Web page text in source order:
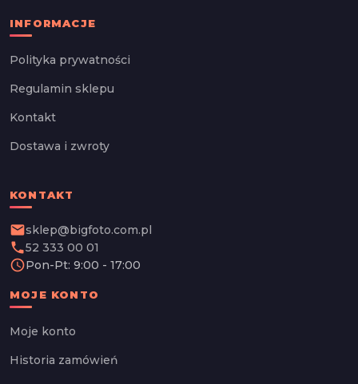
INFORMACJE
Polityka prywatności
Regulamin sklepu
Kontakt
Dostawa i zwroty
KONTAKT
emailsklep@bigfoto.com.pl
phone52 333 00 01
schedulePon-Pt: 9:00 - 17:00
MOJE KONTO
Moje konto
Historia zamówień